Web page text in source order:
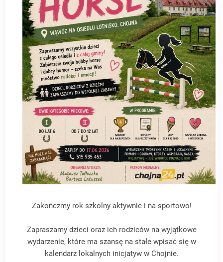
Zakończmy rok szkolny aktywnie i na sportowo!
Zapraszamy dzieci oraz ich rodziców na wyjątkowe
wydarzenie, które ma szansę na stałe wpisać się w
kalendarz lokalnych inicjatyw w Chojnie.